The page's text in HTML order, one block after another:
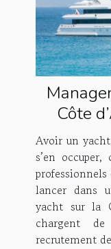
Côte
tâches
Avoir un
s’en occuper,
lancer dans
yacht sur la
chargent
recrutement